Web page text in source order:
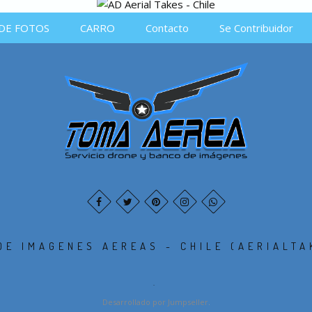
FOTOS CARRO Contacto Se Contribuidor
IMAGENES AEREAS - CHILE
.
Desarrollado por Jumpseller.